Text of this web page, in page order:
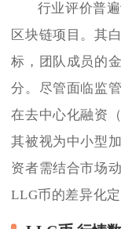
行业评价普
区块链项目。其
标，团队成员的
分。尽管面临监
在去中心化融资
其被视为中小型
资者需结合市场
LLG币的差异化